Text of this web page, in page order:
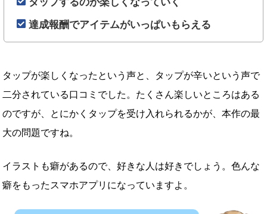
達成報酬でアイテムがいっぱいもらえる
タップが楽しくなったという声と、タップが辛いという声で
二分されている口コミでした。たくさん楽しいところはある
のですが、とにかくタップを受け入れられるかが、本作の最
大の問題ですね。
イラストも癖があるので、好きな人は好きでしょう。色んな
癖をもったスマホアプリになっていますよ。